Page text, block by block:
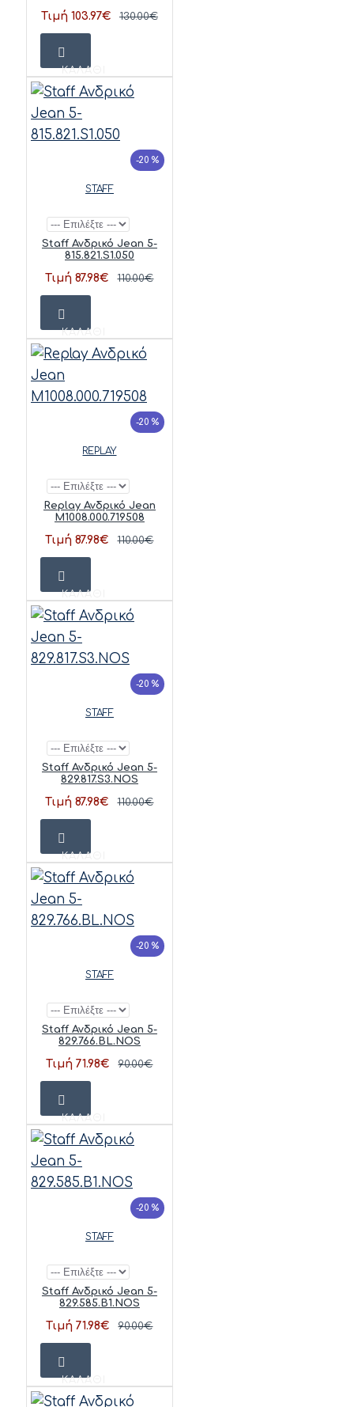
Τιμή 103.97€ 130.00€
ΚΑΛΆΘΙ
-20 %
STAFF
Staff Ανδρικό Jean 5-
815.821.S1.050
Τιμή 87.98€ 110.00€
ΚΑΛΆΘΙ
-20 %
REPLAY
Replay Ανδρικό Jean
M1008.000.719508
Τιμή 87.98€ 110.00€
ΚΑΛΆΘΙ
-20 %
STAFF
Staff Ανδρικό Jean 5-
829.817.S3.NOS
Τιμή 87.98€ 110.00€
ΚΑΛΆΘΙ
-20 %
STAFF
Staff Ανδρικό Jean 5-
829.766.BL.NOS
Τιμή 71.98€ 90.00€
ΚΑΛΆΘΙ
-20 %
STAFF
Staff Ανδρικό Jean 5-
829.585.B1.NOS
Τιμή 71.98€ 90.00€
ΚΑΛΆΘΙ